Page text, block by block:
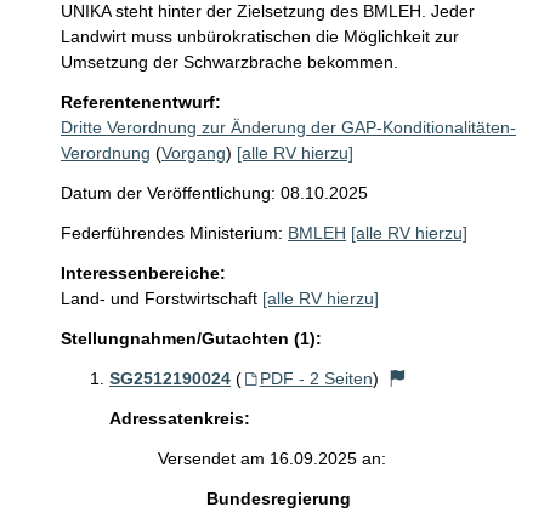
UNIKA steht hinter der Zielsetzung des BMLEH. Jeder
Landwirt muss unbürokratischen die Möglichkeit zur
Umsetzung der Schwarzbrache bekommen.
Referentenentwurf:
Dritte Verordnung zur Änderung der GAP-Konditionalitäten-
Verordnung (Vorgang) [alle RV hierzu]
Datum der Veröffentlichung: 08.10.2025
Federführendes Ministerium: BMLEH [alle RV hierzu]
Interessenbereiche:
Land- und Forstwirtschaft [alle RV hierzu]
Stellungnahmen/Gutachten (1):
SG2512190024 ( PDF - 2 Seiten)
Adressatenkreis:
Versendet am 16.09.2025 an:
Bundesregierung